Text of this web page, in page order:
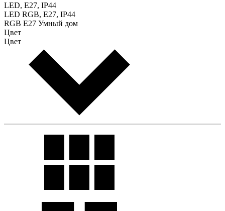
LED, E27, IP44
LED RGB, E27, IP44
RGB E27 Умный дом
Цвет
Цвет